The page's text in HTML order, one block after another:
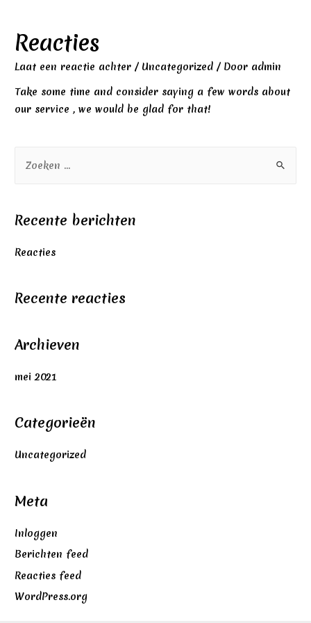
Reacties
Laat een reactie achter / Uncategorized / Door admin
Take some time and consider saying a few words about
our service , we would be glad for that!
Recente berichten
Reacties
Recente reacties
Archieven
mei 2021
Categorieën
Uncategorized
Meta
Inloggen
Berichten feed
Reacties feed
WordPress.org